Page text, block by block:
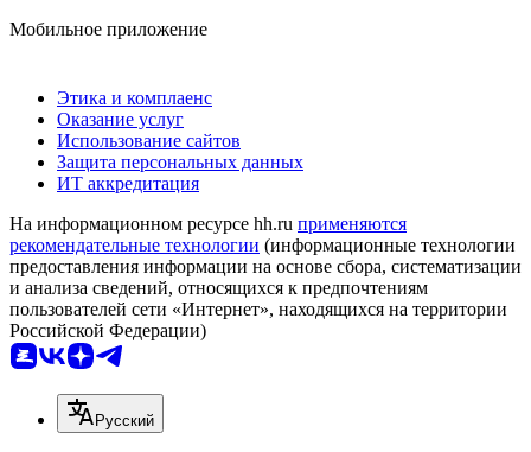
Мобильное приложение
Этика и комплаенс
Оказание услуг
Использование сайтов
Защита персональных данных
ИТ аккредитация
На информационном ресурсе hh.ru применяются
рекомендательные технологии (информационные технологии
предоставления информации на основе сбора, систематизации
и анализа сведений, относящихся к предпочтениям
пользователей сети «Интернет», находящихся на территории
Российской Федерации)
Русский